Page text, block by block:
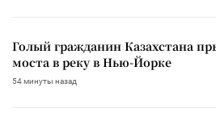
Голый гражданин Казахстана
моста в реку в Нью-Йорке
54 минуты назад